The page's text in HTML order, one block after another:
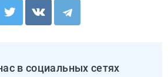
в социальных сетях